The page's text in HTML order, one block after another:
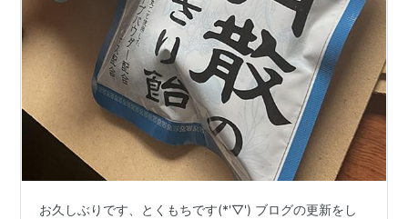
お久しぶりです、とくもちです(*'▽') ブログの更新をし